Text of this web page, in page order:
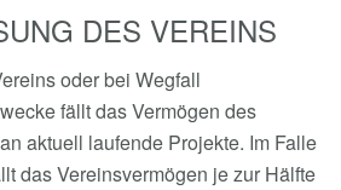
DES VEREINS
oder bei Wegfall
fällt das Vermögen des
aktuell laufende Projekte. Im Falle
das Vereinsvermögen je zur Hälfte